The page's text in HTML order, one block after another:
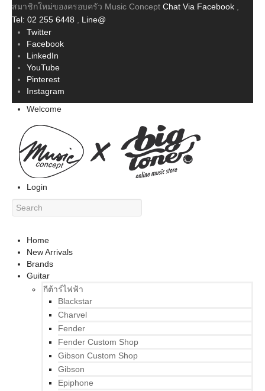
สมาชิกใหม่ของครอบครัว Music Concept Chat Via Facebook
Tel: 02 255 6448
Line@
Twitter
Facebook
LinkedIn
YouTube
Pinterest
Instagram
Welcome
Login
Home
New Arrivals
Brands
Guitar
กีต้าร์ไฟฟ้า
Blackstar
Charvel
Fender
Fender Custom Shop
Gibson Custom Shop
Gibson
Epiphone